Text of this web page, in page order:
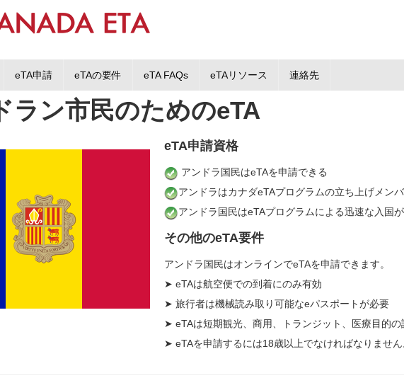
eTA申請 eTAの要件 eTA FAQs eTAリソース 連絡先
ラン市民のためのeTA
eTA申請資格
アンドラ国民はeTAを申請できる
アンドラはカナダeTAプログラムの立ち上げメンバ
アンドラ国民はeTAプログラムによる迅速な入国が
その他のeTA要件
アンドラ国民はオンラインでeTAを申請できます。
➤ eTAは航空便での到着にのみ有効
➤ 旅行者は機械読み取り可能なeパスポートが必要
➤ eTAは短期観光、商用、トランジット、医療目的の
➤ eTAを申請するには18歳以上でなければなりません